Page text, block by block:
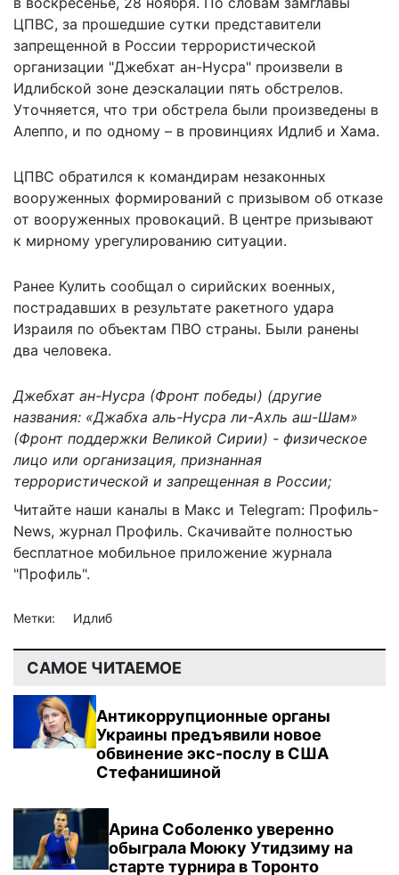
ЦПВС, за прошедшие сутки представители
запрещенной в России террористической
организации "Джебхат ан-Нусра" произвели в
Идлибской зоне деэскалации пять обстрелов.
Уточняется, что три обстрела были произведены в
Алеппо, и по одному – в провинциях Идлиб и Хама.
ЦПВС обратился к командирам незаконных
вооруженных формирований с призывом об отказе
от вооруженных провокаций. В центре призывают
к мирному урегулированию ситуации.
Ранее Кулить сообщал о сирийских военных,
пострадавших в результате ракетного удара
Израиля по объектам ПВО страны. Были ранены
два человека.
Джебхат ан-Нусра (Фронт победы) (другие
названия: «Джабха аль-Нусра ли-Ахль аш-Шам»
(Фронт поддержки Великой Сирии) - физическое
лицо или организация, признанная
террористической и запрещенная в России;
Читайте наши каналы в Макс и Telegram: Профиль-
News, журнал Профиль. Скачивайте полностью
бесплатное мобильное приложение журнала
"Профиль".
Метки: Идлиб
САМОЕ ЧИТАЕМОЕ
Антикоррупционные органы
Украины предъявили новое
обвинение экс-послу в США
Стефанишиной
Арина Соболенко уверенно
обыграла Моюку Утидзиму на
старте турнира в Торонто